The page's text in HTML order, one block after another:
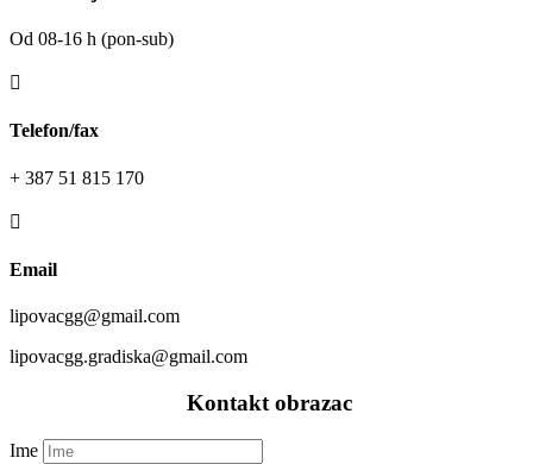
Od 08-16 h (pon-sub)

Telefon/fax
+ 387 51 815 170

Email
lipovacgg@gmail.com
lipovacgg.gradiska@gmail.com
Kontakt obrazac
Ime